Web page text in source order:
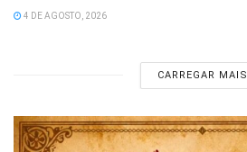
4 DE AGOSTO, 2026
CARREGAR MAIS